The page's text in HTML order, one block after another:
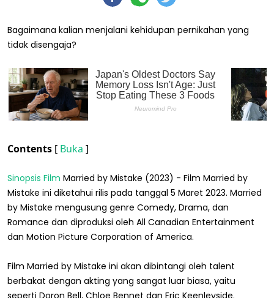
Bagaimana kalian menjalani kehidupan pernikahan yang
tidak disengaja?
Contents [ Buka ]
Sinopsis Film Married by Mistake (2023) - Film Married by
Mistake ini diketahui rilis pada tanggal 5 Maret 2023. Married
by Mistake mengusung genre Comedy, Drama, dan
Romance dan diproduksi oleh All Canadian Entertainment
dan Motion Picture Corporation of America.
Film Married by Mistake ini akan dibintangi oleh talent
berbakat dengan akting yang sangat luar biasa, yaitu
seperti Doron Bell, Chloe Bennet dan Eric Keenleyside.